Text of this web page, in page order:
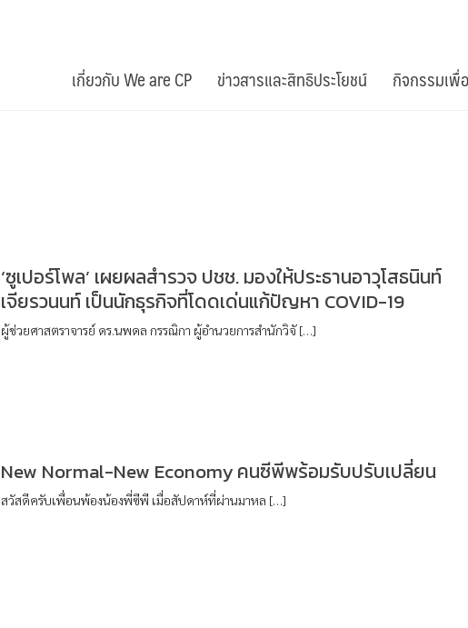
เกี่ยวกับ We are CP ข่าวสารและสิทธิประโยชน์ กิจกรรมเพื่
‘ซูเปอร์โพล’ เผยผลสำรวจ ปชช. มองให้ประธานอาวุโสธนินท์
เจียรวนนท์ เป็นนักธุรกิจที่โดดเด่นแก้ปัญหา COVID-19
ผู้ช่วยศาสตราจารย์ ดร.นพดล กรรณิกา ผู้อำนวยการสำนักวิจั […]
New Normal-New Economy คนซีพีพร้อมรับปรับเปลี่ยน
สวัสดีครับเพื่อนพ้องน้องพี่ซีพี เมื่อสัปดาห์ที่ผ่านมาหล […]